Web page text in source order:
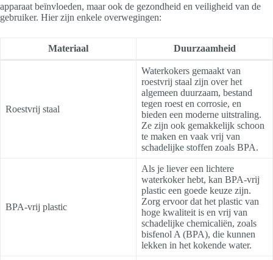
apparaat beïnvloeden, maar ook de gezondheid en veiligheid van de
gebruiker. Hier zijn enkele overwegingen:
Materiaal Duurzaamheid
Roestvrij staal
Waterkokers gemaakt van
roestvrij staal zijn over het
algemeen duurzaam, bestand
tegen roest en corrosie, en
bieden een moderne uitstraling.
Ze zijn ook gemakkelijk schoon
te maken en vaak vrij van
schadelijke stoffen zoals BPA.
BPA-vrij plastic
Als je liever een lichtere
waterkoker hebt, kan BPA-vrij
plastic een goede keuze zijn.
Zorg ervoor dat het plastic van
hoge kwaliteit is en vrij van
schadelijke chemicaliën, zoals
bisfenol A (BPA), die kunnen
lekken in het kokende water.